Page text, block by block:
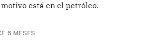
está en el petróleo.
6 MESES